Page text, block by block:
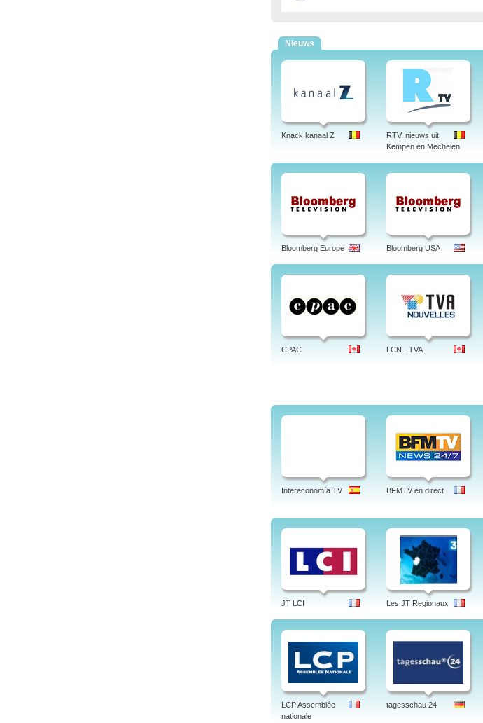
stream, hd, uber kabel bw, sf info, schweiz, deutsch.
Nieuws
Knack kanaal Z
RTV, nieuws uit
Kempen en Mechelen
Bloomberg Europe Bloomberg USA
CPAC LCN - TVA
Intereconomía TV BFMTV en direct
JT LCI Les JT Regionaux
LCP Assemblée
nationale
tagesschau 24